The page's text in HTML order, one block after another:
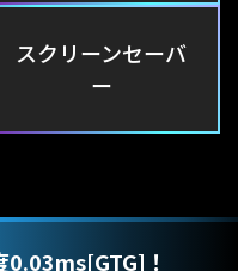
スクリーンセーバ
ー
0.03ms[GTG]！